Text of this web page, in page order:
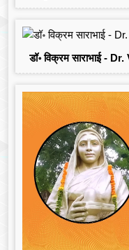
डॉ॰ विक्रम साराभाई -